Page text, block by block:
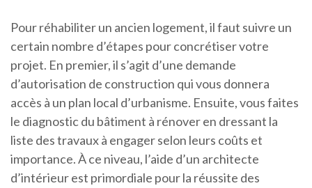
Pour réhabiliter un ancien logement, il faut suivre un
certain nombre d’étapes pour concrétiser votre
projet. En premier, il s’agit d’une demande
d’autorisation de construction qui vous donnera
accès à un plan local d’urbanisme. Ensuite, vous faites
le diagnostic du bâtiment à rénover en dressant la
liste des travaux à engager selon leurs coûts et
importance. À ce niveau, l’aide d’un architecte
d’intérieur est primordiale pour la réussite des